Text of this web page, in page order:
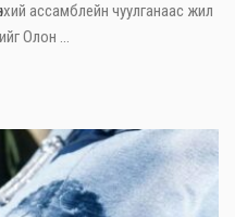
ассамблейн чуулганаас жил
Олон ...